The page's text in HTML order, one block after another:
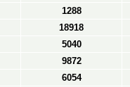
1288
18918
5040
9872
6054